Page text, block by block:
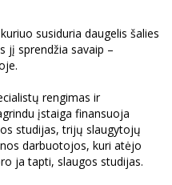
susiduria daugelis šalies
jį sprendžia savaip –
rengimas ir
įstaiga finansuoja
studijas, trijų slaugytojų
darbuotojos, kuri atėjo
ja tapti, slaugos studijas.